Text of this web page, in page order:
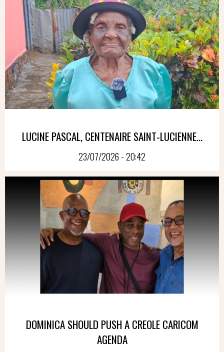
LUCINE PASCAL, CENTENAIRE SAINT-LUCIENNE...
23/07/2026 - 20:42
DOMINICA SHOULD PUSH A CREOLE CARICOM
AGENDA